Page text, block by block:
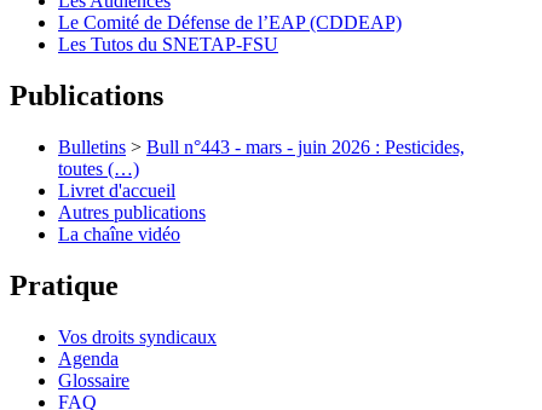
Le Comité de Défense de l’EAP (CDDEAP)
Les Tutos du SNETAP-FSU
Publications
Bulletins > Bull n°443 - mars - juin 2026 : Pesticides,
toutes (…)
Livret d'accueil
Autres publications
La chaîne vidéo
Pratique
Vos droits syndicaux
Agenda
Glossaire
FAQ